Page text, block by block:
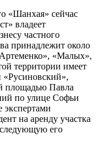
«Шанхая» сейчас
владеет
частного
принадлежит около
«Малых»,
территории имеет
площадью Павла
по улице Софьи
экспертами
на аренду участка
его